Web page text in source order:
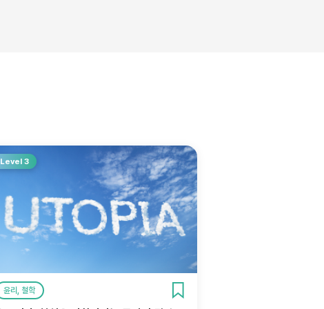
Level 3
윤리, 철학